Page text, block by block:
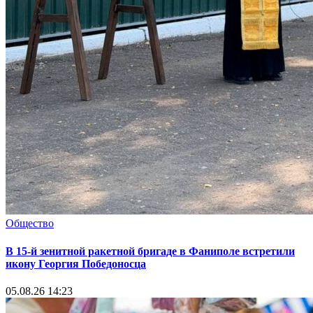
Общество
В 15-й зенитной ракетной бригаде в Фаниполе встретили
икону Георгия Победоносца
05.08.26 14:23